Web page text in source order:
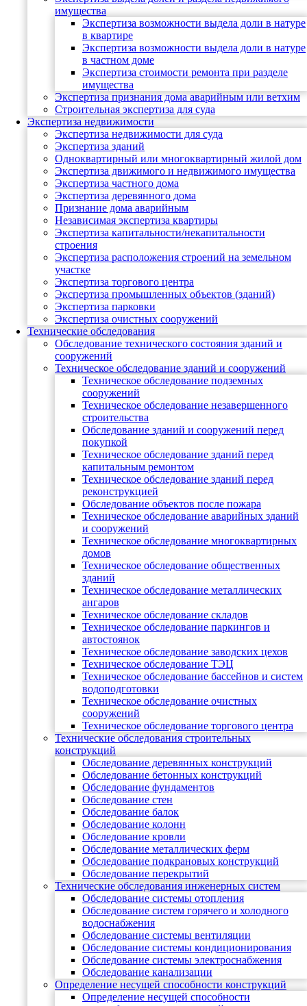
имущества
Экспертиза возможности выдела доли в натуре
в квартире
Экспертиза возможности выдела доли в натуре
в частном доме
Экспертиза стоимости ремонта при разделе
имущества
Экспертиза признания дома аварийным или ветхим
Строительная экспертиза для суда
Экспертиза недвижимости
Экспертиза недвижимости для суда
Экспертиза зданий
Одноквартирный или многоквартирный жилой дом
Экспертиза движимого и недвижимого имущества
Экспертиза частного дома
Экспертиза деревянного дома
Признание дома аварийным
Независимая экспертиза квартиры
Экспертиза капитальности/некапитальности
строения
Экспертиза расположения строений на земельном
участке
Экспертиза торгового центра
Экспертиза промышленных объектов (зданий)
Экспертиза парковки
Экспертиза очистных сооружений
Технические обследования
Обследование технического состояния зданий и
сооружений
Техническое обследование зданий и сооружений
Техническое обследование подземных
сооружений
Техническое обследование незавершенного
строительства
Обследование зданий и сооружений перед
покупкой
Техническое обследование зданий перед
капитальным ремонтом
Техническое обследование зданий перед
реконструкцией
Обследование объектов после пожара
Техническое обследование аварийных зданий
и сооружений
Техническое обследование многоквартирных
домов
Техническое обследование общественных
зданий
Техническое обследование металлических
ангаров
Техническое обследование складов
Техническое обследование паркингов и
автостоянок
Техническое обследование заводских цехов
Техническое обследование ТЭЦ
Техническое обследование бассейнов и систем
водоподготовки
Техническое обследование очистных
сооружений
Техническое обследование торгового центра
Технические обследования строительных
конструкций
Обследование деревянных конструкций
Обследование бетонных конструкций
Обследование фундаментов
Обследование стен
Обследование балок
Обследование колонн
Обследование кровли
Обследование металлических ферм
Обследование подкрановых конструкций
Обследование перекрытий
Технические обследования инженерных систем
Обследование системы отопления
Обследование систем горячего и холодного
водоснабжения
Обследование системы вентиляции
Обследование системы кондиционирования
Обследование системы электроснабжения
Обследование канализации
Определение несущей способности конструкций
Определение несущей способности